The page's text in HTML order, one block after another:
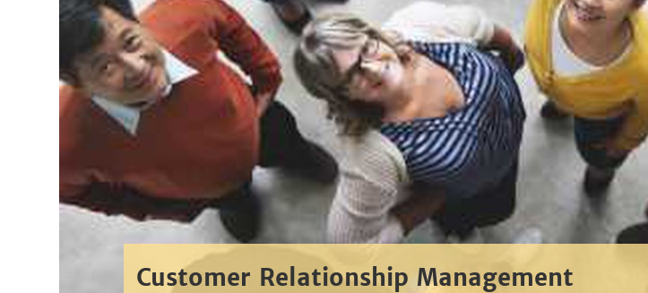
Customer Relationship Management